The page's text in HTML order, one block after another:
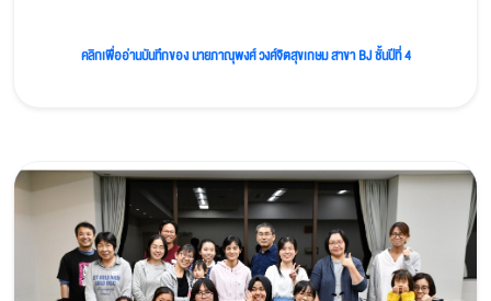
คลิกเพื่ออ่านบันทึกของ นายภาณุพงศ์ วงศ์จิตสุขเกษม สาขา BJ ชั้นปีที่ 4